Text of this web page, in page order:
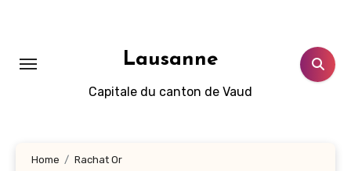
Lausanne
Capitale du canton de Vaud
Home
Rachat Or